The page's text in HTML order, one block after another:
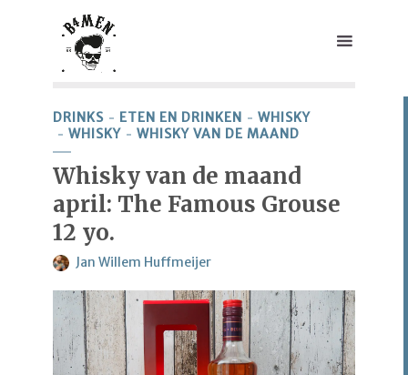
DRINKS ETEN EN DRINKEN
WHISKY
WHISKY
WHISKY VAN DE MAAND
Whisky van de maand
april: The Famous Grouse
12 yo.
Jan Willem Huffmeijer